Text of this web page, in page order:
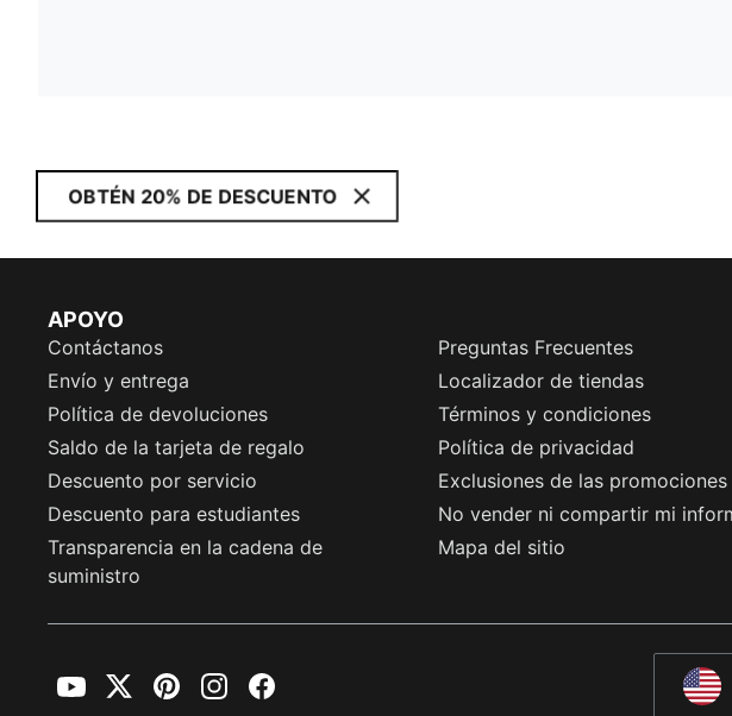
OBTÉN 20% DE DESCUENTO
APOYO
Contáctanos
Preguntas Frecuentes
Envío y entrega
Localizador de tiendas
Política de devoluciones
Términos y condiciones
Saldo de la tarjeta de regalo
Política de privacidad
Descuento por servicio
Exclusiones de las promociones
Descuento para estudiantes
No vender ni compartir mi
Transparencia en la cadena de
suministro
Mapa del sitio
YouTubeTwitterPinterestInstagramFacebook